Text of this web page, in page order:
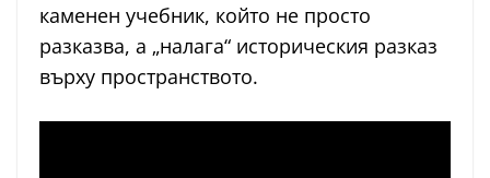
каменен учебник, който не просто
разказва, а „налага“ историческия разказ
върху пространството.